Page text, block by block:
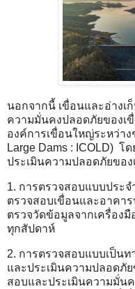
นอกจากนี้ เขื่อนและอ่างเ
ความมั่นคงปลอดภัยของเ
องค์การเขื่อนใหญ่ระหว่าง
Large Dams : ICOLD)
ประเมินความปลอดภัยขอ
1. การตรวจสอบแบบประ
ตรวจสอบเขื่อนและอาคา
ตรวจวัดข้อมูลจากเครื่อง
ทุกสัปดาห์
2. การตรวจสอบแบบเป็น
และประเมินความปลอดภั
สอบและประเมินความมั่น